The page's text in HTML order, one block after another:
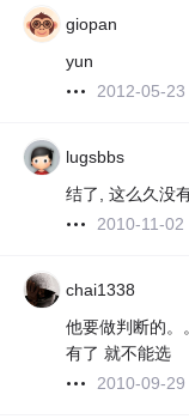
giopan
yun
2012-05-23
lugsbbs
结了, 这么久没
2010-11-02
chai1338
他要做判断的。
有了 就不能选
2010-09-29